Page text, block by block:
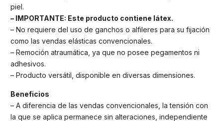
piel.
– IMPORTANTE: Este producto contiene látex.
– No requiere del uso de ganchos o alfileres para su fijación
como las vendas elásticas convencionales.
– Remoción atraumática, ya que no posee pegamentos ni
adhesivos.
– Producto versátil, disponible en diversas dimensiones.
Beneficios
– A diferencia de las vendas convencionales, la tensión con
la que se aplica permanece sin alteraciones, independiente